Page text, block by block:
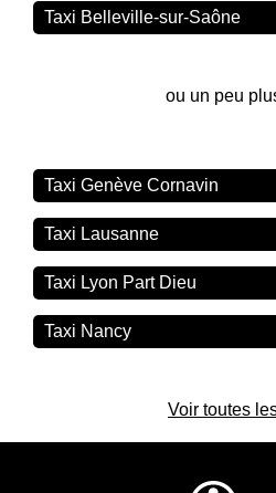
Taxi Belleville-sur-Saône
ou un peu
Taxi Genève Cornavin
Taxi Lausanne
Taxi Lyon Part Dieu
Taxi Nancy
Voir toutes